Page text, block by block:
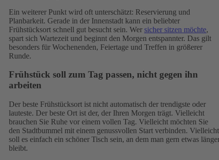
Ein weiterer Punkt wird oft unterschätzt: Reservierung und
Planbarkeit. Gerade in der Innenstadt kann ein beliebter
Frühstücksort schnell gut besucht sein. Wer sicher sitzen möchte,
spart sich Wartezeit und beginnt den Morgen entspannter. Das gilt
besonders für Wochenenden, Feiertage und Treffen in größerer
Runde.
Frühstück soll zum Tag passen, nicht gegen ihn
arbeiten
Der beste Frühstücksort ist nicht automatisch der trendigste oder
lauteste. Der beste Ort ist der, der Ihren Morgen trägt. Vielleicht
brauchen Sie Ruhe vor einem vollen Tag. Vielleicht möchten Sie
den Stadtbummel mit einem genussvollen Start verbinden. Vielleicht
soll es einfach ein schöner Tisch sein, an dem man gern etwas
bleibt.